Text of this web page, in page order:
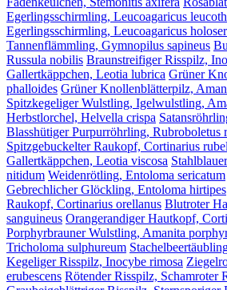
Egerlingsschirmling, Leucoagaricus
Egerlingsschirmling, Leucoagaricus
Tannenflämmling, Gymnopilus sapineus
Russula nobilis Braunstreifiger Risspilz,
Gallertkäppchen, Leotia lubrica Grüner
phalloides Grüner Knollenblätterpilz,
Spitzkegeliger Wulstling, Igelwulstling,
Herbstlorchel, Helvella crispa
Blasshütiger Purpurröhrling, Rubroboletus
Spitzgebuckelter Raukopf, Cortinarius
Gallertkäppchen, Leotia viscosa
nitidum Weidenrötling, Entoloma sericatum
Gebrechlicher Glöckling, Entoloma hirtipes
Raukopf, Cortinarius orellanus Blutroter
sanguineus Orangerandiger Hautkopf,
Porphyrbrauner Wulstling, Amanita
Tricholoma sulphureum
Kegeliger Risspilz, Inocybe rimosa
erubescens Rötender Risspilz, Schamroter